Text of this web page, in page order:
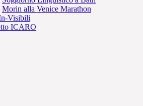
Morin alla Venice Marathon
Visibili
ICARO